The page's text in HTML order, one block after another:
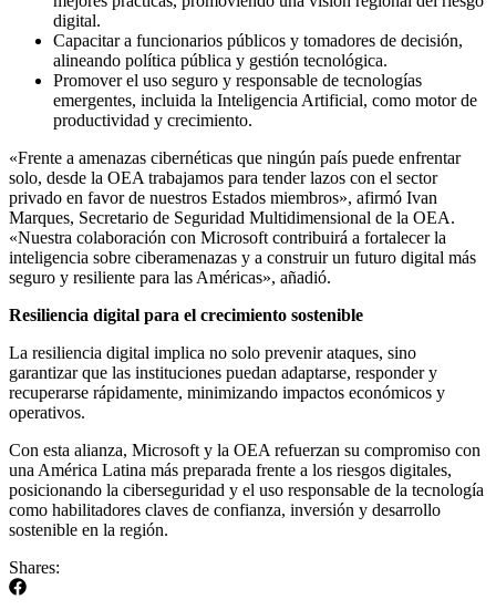
digital.
Capacitar a funcionarios públicos y tomadores de decisión,
alineando política pública y gestión tecnológica.
Promover el uso seguro y responsable de tecnologías
emergentes, incluida la Inteligencia Artificial, como motor de
productividad y crecimiento.
«Frente a amenazas cibernéticas que ningún país puede enfrentar
solo, desde la OEA trabajamos para tender lazos con el sector
privado en favor de nuestros Estados miembros», afirmó Ivan
Marques, Secretario de Seguridad Multidimensional de la OEA.
«Nuestra colaboración con Microsoft contribuirá a fortalecer la
inteligencia sobre ciberamenazas y a construir un futuro digital más
seguro y resiliente para las Américas», añadió.
Resiliencia digital para el crecimiento sostenible
La resiliencia digital implica no solo prevenir ataques, sino
garantizar que las instituciones puedan adaptarse, responder y
recuperarse rápidamente, minimizando impactos económicos y
operativos.
Con esta alianza, Microsoft y la OEA refuerzan su compromiso con
una América Latina más preparada frente a los riesgos digitales,
posicionando la ciberseguridad y el uso responsable de la tecnología
como habilitadores claves de confianza, inversión y desarrollo
sostenible en la región.
Shares: